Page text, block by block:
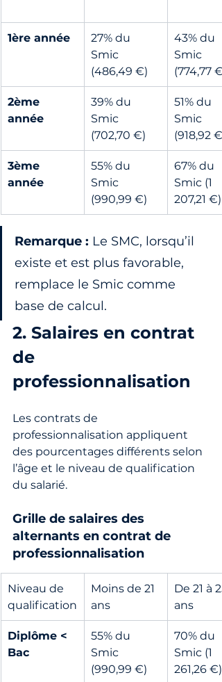
1ère année
27% du
Smic
(486,49 €)
43% du
Smic
(774,77 €)
2ème
année
39% du
Smic
(702,70 €)
51% du
Smic
(918,92 €)
3ème
année
55% du
Smic
(990,99 €)
67% du
Smic (1
207,21 €)
Remarque : Le SMC, lorsqu’il
existe et est plus favorable,
remplace le Smic comme
base de calcul.
2. Salaires en contrat
de
professionnalisation
Les contrats de
professionnalisation appliquent
des pourcentages différents selon
l’âge et le niveau de qualification
du salarié.
Grille de salaires des
alternants en contrat de
professionnalisation
Niveau de
qualification
Moins de 21
ans
De 21 à
ans
Diplôme <
Bac
55% du
Smic
(990,99 €)
70% du
Smic (1
261,26 €)